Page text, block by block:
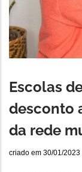
Escolas
desconto
da rede
criado em 30/01/2023